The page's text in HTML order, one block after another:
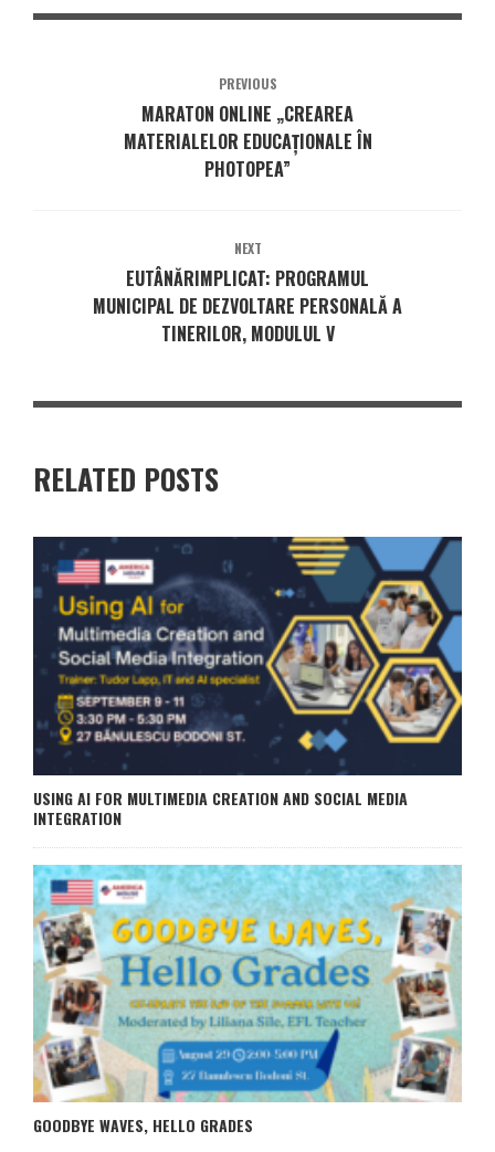
PREVIOUS
MARATON ONLINE „CREAREA
MATERIALELOR EDUCAȚIONALE ÎN
PHOTOPEA”
NEXT
EUTÂNĂRIMPLICAT: PROGRAMUL
MUNICIPAL DE DEZVOLTARE PERSONALĂ A
TINERILOR, MODULUL V
RELATED POSTS
USING AI FOR MULTIMEDIA CREATION AND SOCIAL MEDIA
INTEGRATION
GOODBYE WAVES, HELLO GRADES